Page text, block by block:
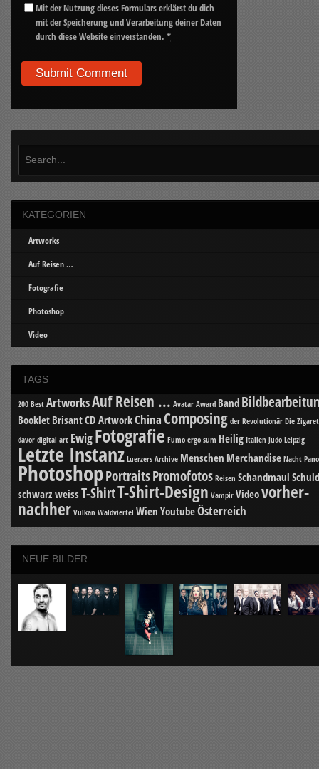
Mit der Nutzung dieses Formulars erklärst du dich
mit der Speicherung und Verarbeitung deiner Daten
durch diese Website einverstanden.*
KATEGORIEN
Artworks
Auf Reisen …
Fotografie
Photoshop
Video
TAGS
200 Best ArtworksAuf Reisen ... Avatar Award Band
Booklet BrisantCD ArtworkChinaComposing der Revolutionär Die
davor digital art EwigFotografie Fumo ergo sum Heilig Italien Judo Leipzig
Letzte Instanz Luerzers Archive Menschen Merchandise Nacht
PhotoshopPortraitsPromofotos Reisen Schandmaul
schwarz weissT-ShirtT-Shirt-Design Vampir Videovorher-
nachher Vulkan Waldviertel Wien YoutubeÖsterreich
NEUE BILDER